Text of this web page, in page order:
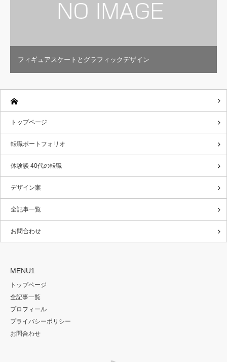
フィギュアスケートとグラフィックデザイン
トップページ
転職ポートフォリオ
体験談 40代の転職
デザイン案
全記事一覧
お問合わせ
MENU1
トップページ
全記事一覧
プロフィール
プライバシーポリシー
お問合わせ